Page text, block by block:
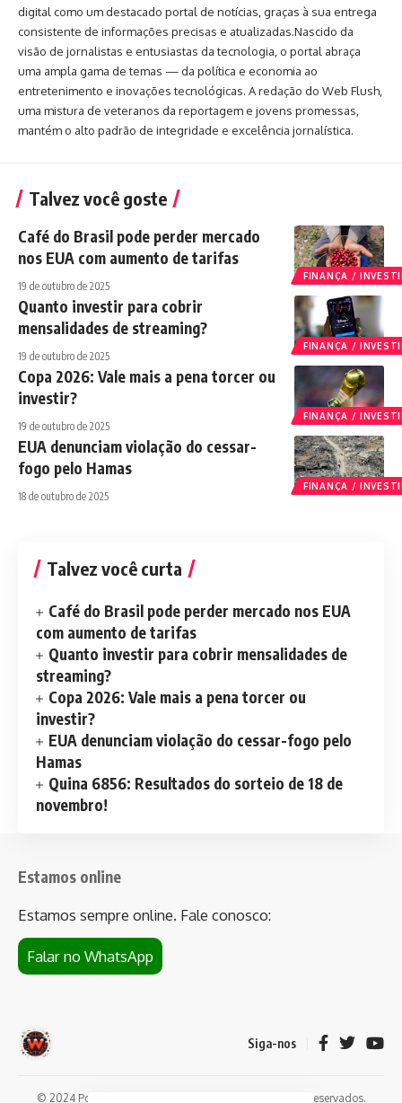
digital como um destacado portal de notícias, graças à sua entrega
consistente de informações precisas e atualizadas.Nascido da
visão de jornalistas e entusiastas da tecnologia, o portal abraça
uma ampla gama de temas — da política e economia ao
entretenimento e inovações tecnológicas. A redação do Web Flush,
uma mistura de veteranos da reportagem e jovens promessas,
mantém o alto padrão de integridade e excelência jornalística.
Talvez você goste
FINANÇA /
Café do Brasil pode perder mercado
nos EUA com aumento de tarifas
19 de outubro de 2025
FINANÇA /
Quanto investir para cobrir
mensalidades de streaming?
19 de outubro de 2025
FINANÇA /
Copa 2026: Vale mais a pena torcer ou
investir?
19 de outubro de 2025
FINANÇA /
EUA denunciam violação do cessar-
fogo pelo Hamas
18 de outubro de 2025
Talvez você curta
Café do Brasil pode perder mercado nos EUA
com aumento de tarifas
Quanto investir para cobrir mensalidades de
streaming?
Copa 2026: Vale mais a pena torcer ou
investir?
EUA denunciam violação do cessar-fogo pelo
Hamas
Quina 6856: Resultados do sorteio de 18 de
novembro!
Estamos online
Estamos sempre online. Fale conosco:
Falar no WhatsApp
Siga-nos
© 2024 Portal de notícias Web Flush. Todos os direitos reservados.